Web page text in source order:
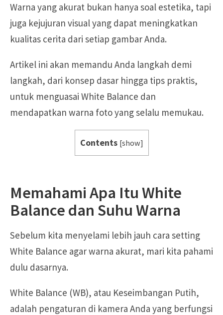
Warna yang akurat bukan hanya soal estetika, tapi
juga kejujuran visual yang dapat meningkatkan
kualitas cerita dari setiap gambar Anda.
Artikel ini akan memandu Anda langkah demi
langkah, dari konsep dasar hingga tips praktis,
untuk menguasai White Balance dan
mendapatkan warna foto yang selalu memukau.
Contents [show]
Memahami Apa Itu White
Balance dan Suhu Warna
Sebelum kita menyelami lebih jauh cara setting
White Balance agar warna akurat, mari kita pahami
dulu dasarnya.
White Balance (WB), atau Keseimbangan Putih,
adalah pengaturan di kamera Anda yang berfungsi